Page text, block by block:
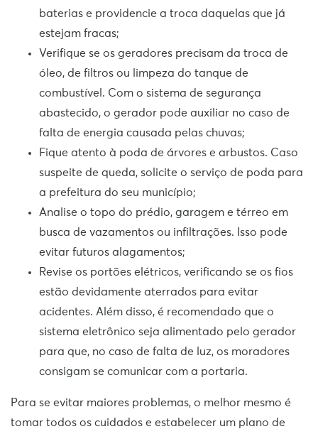
baterias e providencie a troca daquelas que já
estejam fracas;
Verifique se os geradores precisam da troca de
óleo, de filtros ou limpeza do tanque de
combustível. Com o sistema de segurança
abastecido, o gerador pode auxiliar no caso de
falta de energia causada pelas chuvas;
Fique atento à poda de árvores e arbustos. Caso
suspeite de queda, solicite o serviço de poda para
a prefeitura do seu município;
Analise o topo do prédio, garagem e térreo em
busca de vazamentos ou infiltrações. Isso pode
evitar futuros alagamentos;
Revise os portões elétricos, verificando se os fios
estão devidamente aterrados para evitar
acidentes. Além disso, é recomendado que o
sistema eletrônico seja alimentado pelo gerador
para que, no caso de falta de luz, os moradores
consigam se comunicar com a portaria.
Para se evitar maiores problemas, o melhor mesmo é
tomar todos os cuidados e estabelecer um plano de